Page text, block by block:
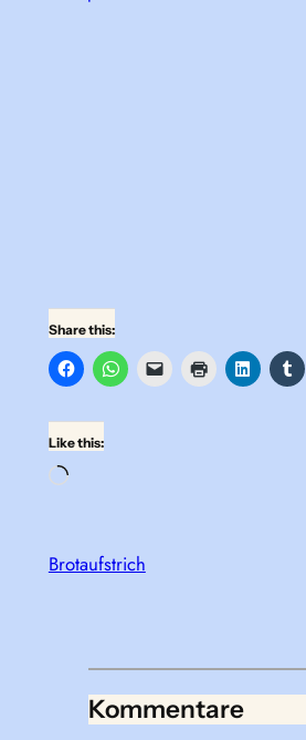
Share this:
Like this:
Loading…
Brotaufstrich
Kommentare